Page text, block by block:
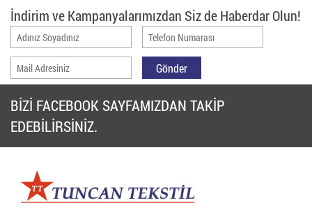
İndirim ve Kampanyalarımızdan Siz de Haberdar Olun!
BİZİ FACEBOOK SAYFAMIZDAN TAKİP
EDEBİLİRSİNİZ.